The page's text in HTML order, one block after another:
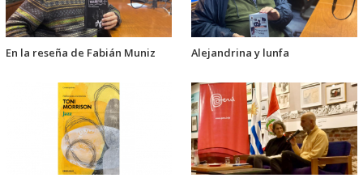
En la reseña de Fabián Muniz Alejandrina y lunfa